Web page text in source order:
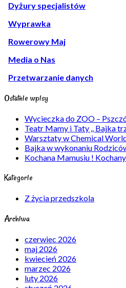
Dyżury specjalistów
Wyprawka
Rowerowy Maj
Media o Nas
Przetwarzanie danych
Ostatnie wpisy
Wycieczka do ZOO –
Teatr Mamy i Taty ,, Bajka
Warsztaty w Chemical
Bajka w wykonaniu
Kochana Mamusiu !
Kategorie
Z życia przedszkola
Archiwa
czerwiec 2026
maj 2026
kwiecień 2026
marzec 2026
luty 2026